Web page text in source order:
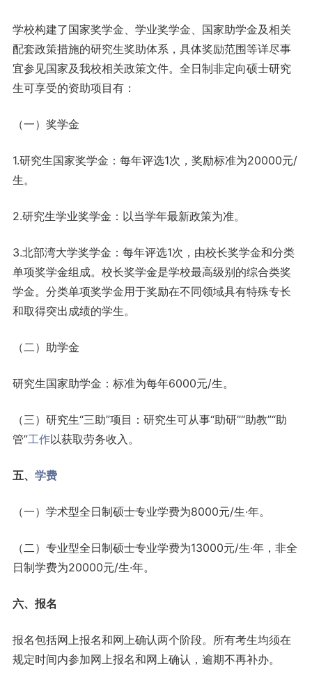
学校构建了国家奖学金、学业奖学金、国家助学金及相关
配套政策措施的研究生奖助体系，具体奖励范围等详尽事
宜参见国家及我校相关政策文件。全日制非定向硕士研究
生可享受的资助项目有：
（一）奖学金
1.研究生国家奖学金：每年评选1次，奖励标准为20000元/
生。
2.研究生学业奖学金：以当学年最新政策为准。
3.北部湾大学奖学金：每年评选1次，由校长奖学金和分类
单项奖学金组成。校长奖学金是学校最高级别的综合类奖
学金。分类单项奖学金用于奖励在不同领域具有特殊专长
和取得突出成绩的学生。
（二）助学金
研究生国家助学金：标准为每年6000元/生。
（三）研究生“三助”项目：研究生可从事“助研”“助教”“助
管”工作以获取劳务收入。
五、 学费
（一）学术型全日制硕士专业学费为8000元/生·年。
（二）专业型全日制硕士专业学费为13000元/生·年，非全
日制学费为20000元/生·年。
六、报名
报名包括网上报名和网上确认两个阶段。所有考生均须在
规定时间内参加网上报名和网上确认，逾期不再补办。